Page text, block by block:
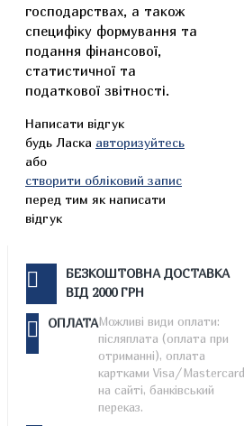
господарствах, а також
специфіку формування та
подання фінансової,
статистичної та
податкової звітності.
Написати відгук
будь Ласка авторизуйтесь
або
створити обліковий запис
перед тим як написати
відгук
БЕЗКОШТОВНА ДОСТАВКА
ВІД 2000 ГРН
ОПЛАТАМожливі види оплати:
післяплата (оплата при
отриманні), оплата
картками Visa/Mastercard
на сайті, банківський
переказ.